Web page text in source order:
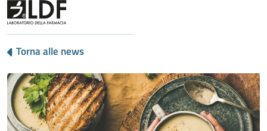
Torna alle news